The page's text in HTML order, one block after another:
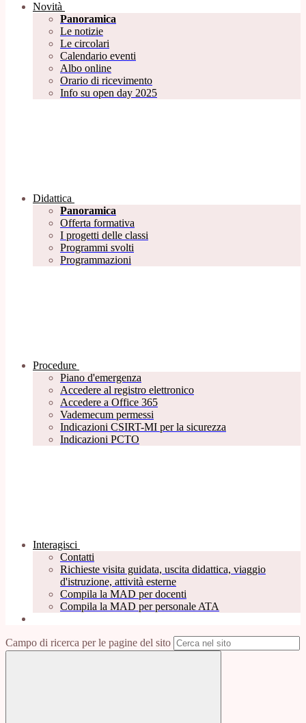
Novità
Panoramica
Le notizie
Le circolari
Calendario eventi
Albo online
Orario di ricevimento
Info su open day 2025
Didattica
Panoramica
Offerta formativa
I progetti delle classi
Programmi svolti
Programmazioni
Procedure
Piano d'emergenza
Accedere al registro elettronico
Accedere a Office 365
Vademecum permessi
Indicazioni CSIRT-MI per la sicurezza
Indicazioni PCTO
Interagisci
Contatti
Richieste visita guidata, uscita didattica, viaggio
d'istruzione, attività esterne
Compila la MAD per docenti
Compila la MAD per personale ATA
Campo di ricerca per le pagine del sito